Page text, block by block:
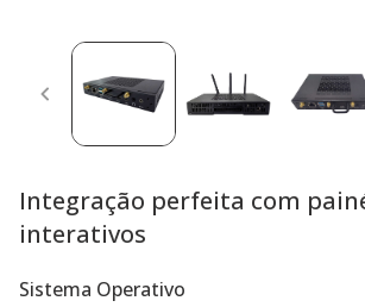
Integração perfeita com
interativos
Sistema Operativo